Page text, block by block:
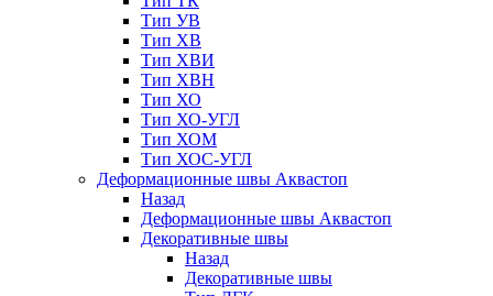
Тип УВ
Тип ХВ
Тип ХВИ
Тип ХВН
Тип ХО
Тип ХО-УГЛ
Тип ХОМ
Тип ХОС-УГЛ
Деформационные швы Аквастоп
Назад
Деформационные швы Аквастоп
Декоративные швы
Назад
Декоративные швы